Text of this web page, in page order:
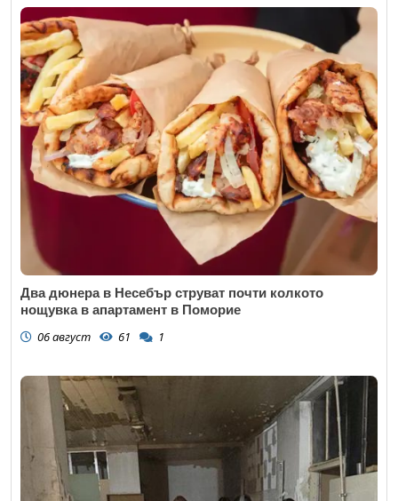
Два дюнера в Несебър струват почти колкото
нощувка в апартамент в Поморие
06 август 61 1